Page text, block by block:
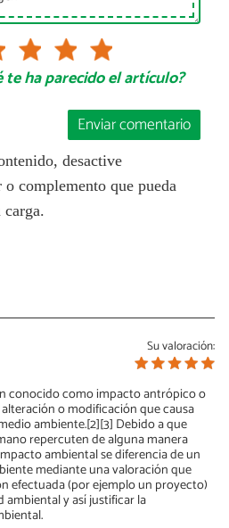
te ha parecido el artículo?
Enviar comentario
desactive
complemento que pueda
Su valoración:
conocido como impacto antrópico o
o modificación que causa
ambiente.[2]​[3]​ Debido a que
repercuten de alguna manera
ambiental se diferencia de un
mediante una valoración que
efectuada (por ejemplo un proyecto)
ambiental y así justificar la